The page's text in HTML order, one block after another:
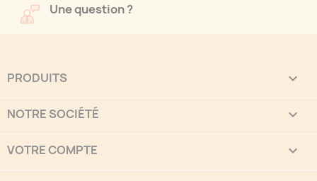
Une question ?
PRODUITS 
NOTRE SOCIÉTÉ 
VOTRE COMPTE 